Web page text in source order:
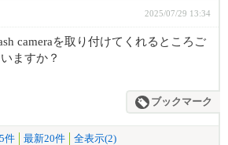
2025/07/29 13:34
cameraを取り付けてくれるところご
ますか？
ブックマーク
件 最新20件 全表示(2)